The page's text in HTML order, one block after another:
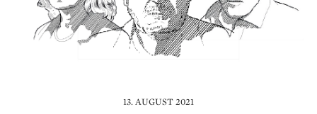
13. AUGUST 2021